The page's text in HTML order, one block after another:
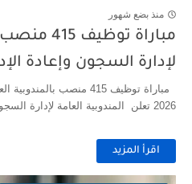
منذ بضع شهور
مباراة
لإدارة السجون وإعادة
مباراة توظيف 415 منصب
2026 تعلن المندوبية العامة لإدارة السجون وإعادة الإدماج عن تنظيم مب...
اقرأ المزيد